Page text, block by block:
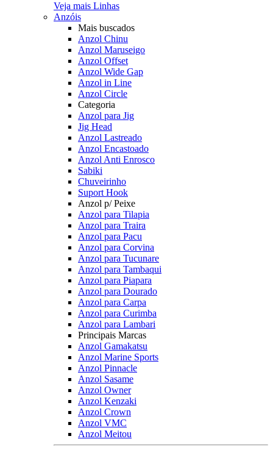
Veja mais Linhas
Anzóis
Mais buscados
Anzol Chinu
Anzol Maruseigo
Anzol Offset
Anzol Wide Gap
Anzol in Line
Anzol Circle
Categoria
Anzol para Jig
Jig Head
Anzol Lastreado
Anzol Encastoado
Anzol Anti Enrosco
Sabiki
Chuveirinho
Suport Hook
Anzol p/ Peixe
Anzol para Tilapia
Anzol para Traira
Anzol para Pacu
Anzol para Corvina
Anzol para Tucunare
Anzol para Tambaqui
Anzol para Piapara
Anzol para Dourado
Anzol para Carpa
Anzol para Curimba
Anzol para Lambari
Principais Marcas
Anzol Gamakatsu
Anzol Marine Sports
Anzol Pinnacle
Anzol Sasame
Anzol Owner
Anzol Kenzaki
Anzol Crown
Anzol VMC
Anzol Meitou